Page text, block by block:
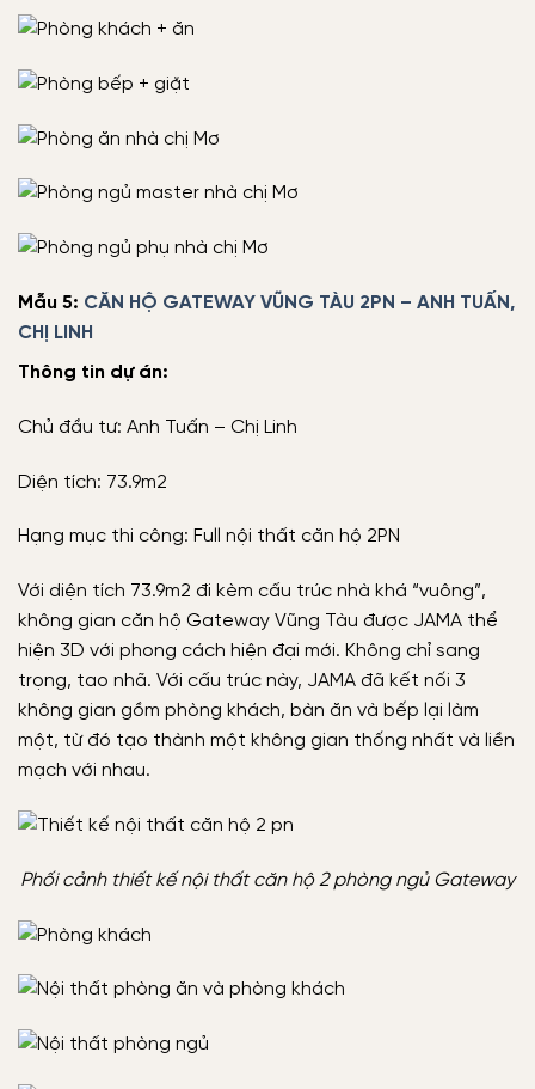
Mẫu 5: CĂN HỘ GATEWAY VŨNG TÀU 2PN – ANH TUẤN,
CHỊ LINH
Thông tin dự án:
Chủ đầu tư: Anh Tuấn – Chị Linh
Diện tích: 73.9m2
Hạng mục thi công: Full nội thất căn hộ 2PN
Với diện tích 73.9m2 đi kèm cấu trúc nhà khá “vuông”,
không gian căn hộ Gateway Vũng Tàu được JAMA thể
hiện 3D với phong cách hiện đại mới. Không chỉ sang
trọng, tao nhã. Với cấu trúc này, JAMA đã kết nối 3
không gian gồm phòng khách, bàn ăn và bếp lại làm
một, từ đó tạo thành một không gian thống nhất và liền
mạch với nhau.
Phối cảnh thiết kế nội thất căn hộ 2 phòng ngủ Gateway